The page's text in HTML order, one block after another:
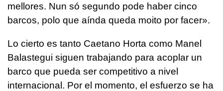
mellores. Nun só segundo pode haber cinco
barcos, polo que aínda queda moito por facer».
Lo cierto es tanto Caetano Horta como Manel
Balastegui siguen trabajando para acoplar un
barco que pueda ser competitivo a nivel
internacional. Por el momento, el esfuerzo se ha